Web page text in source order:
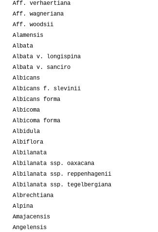
Aff. verhaertiana
Aff. wagneriana
Aff. woodsii
Alamensis
Albata
Albata v. longispina
Albata v. sanciro
Albicans
Albicans f. slevinii
Albicans forma
Albicoma
Albicoma forma
Albidula
Albiflora
Albilanata
Albilanata ssp. oaxacana
Albilanata ssp. reppenhagenii
Albilanata ssp. tegelbergiana
Albrechtiana
Alpina
Amajacensis
Angelensis